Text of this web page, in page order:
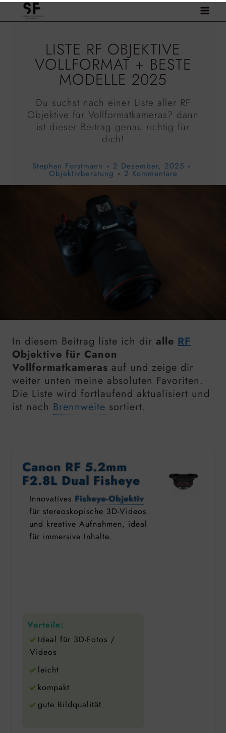
Zum
Inhalt
LISTE RF OBJEKTIVE
VOLLFORMAT + BESTE
MODELLE 2025
Du suchst nach einer Liste aller RF
Objektive für Vollformatkameras? dann
ist dieser Beitrag genau richtig für
dich!
Stephan Forstmann 2 Dezember, 2025
Objektivberatung 2 Kommentare
In diesem Beitrag liste ich dir alle RF
Objektive für Canon
Vollformatkameras auf und zeige dir
weiter unten meine absoluten Favoriten.
Die Liste wird fortlaufend aktualisiert und
ist nach Brennweite sortiert.
Canon RF 5.2mm
F2.8L Dual Fisheye
Innovatives Fisheye-Objektiv
für stereoskopische 3D-Videos
und kreative Aufnahmen, ideal
für immersive Inhalte.
Vorteile:
Ideal für 3D-Fotos /
Videos
leicht
kompakt
gute Bildqualität